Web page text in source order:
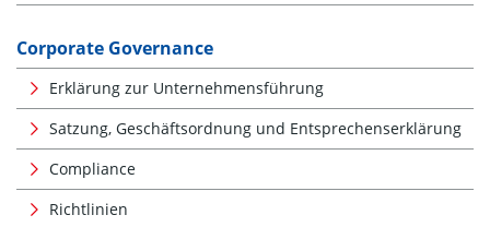
Corporate Governance
Erklärung zur Unternehmensführung
Satzung, Geschäftsordnung und Entsprechenserklärung
Compliance
Richtlinien